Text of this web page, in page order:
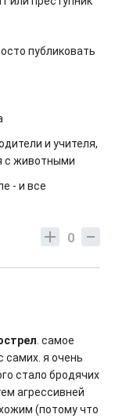
публиковать
и учителя,
с животными
- и все
0
. самое
самих. я очень
стало бродячих
агрессивней
(потому что